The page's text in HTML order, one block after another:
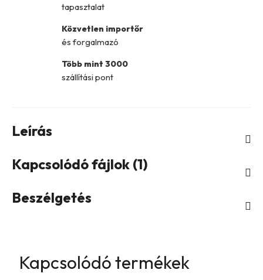
tapasztalat
Közvetlen importőr
és forgalmazó
Több mint 3000
szállítási pont
Leírás
Kapcsolódó fájlok (1)
Beszélgetés
Kapcsolódó termékek